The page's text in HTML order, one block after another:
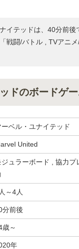
イテッドは、40分前
戦闘/バトル , TVアニ
ドのボードゲ
ーベル・ユナイテッド
United
ジュラーボード , 協力
～4人
分前後
歳～
年